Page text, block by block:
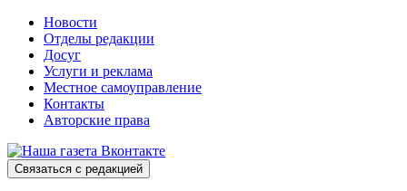
Новости
Отделы редакции
Досуг
Услуги и реклама
Местное самоуправление
Контакты
Авторские права
Связаться с редакцией